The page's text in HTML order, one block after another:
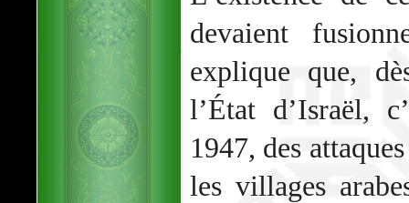
devaient
explique que,
l’État d’Israël,
1947, des
les villages